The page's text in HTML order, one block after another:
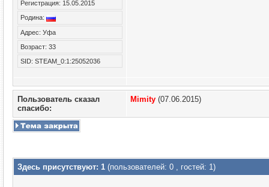
Регистрация: 15.05.2015
Родина:
Адрес: Уфа
Возраст: 33
SID: STEAM_0:1:25052036
Пользователь сказал
cпасибо:
Mimity (07.06.2015)
Здесь присутствуют: 1 (пользователей: 0 , гостей: 1)